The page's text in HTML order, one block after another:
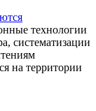
технологии
систематизации
на территории